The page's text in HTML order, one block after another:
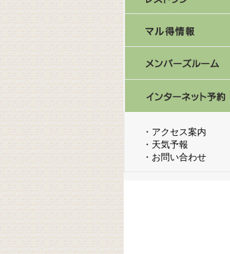
・ アクセス案内
・ 天気予報
・ お問い合わせ